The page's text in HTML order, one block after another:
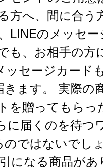
方へ、間に合う
LINEのメッセー
も、お相手の方
ッセージカード
ます。 実際の
を贈ってもらっ
に届くのを待つ
ではないでし
になる商品があ